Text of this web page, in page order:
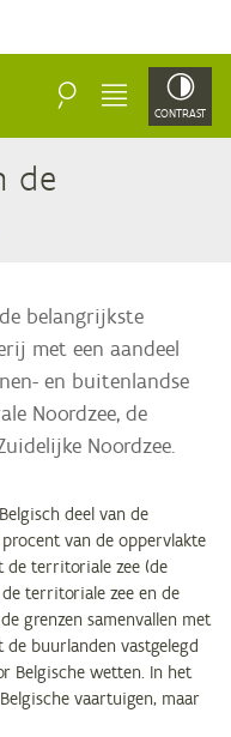
ZOEKEN MENU CONTRAST
de
belangrijkste
met een aandeel
en buitenlandse
Noordzee, de
Noordzee.
deel van de
procent van de oppervlakte
de territoriale zee (de
territoriale zee en de
grenzen samenvallen met
buurlanden vastgelegd
Belgische wetten. In het
vaartuigen, maar